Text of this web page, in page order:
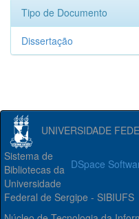
Tipo de Documento
Dissertação
UNIVERSIDADE
DSpace
Sistema de
Bibliotecas da
Universidade
Federal de Sergipe - SIBIUFS